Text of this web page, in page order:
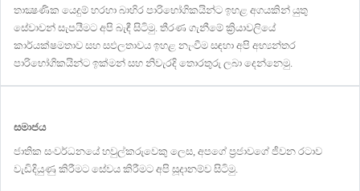
තාක්‍ෂණික යෙදුම් හරහා බාහිර පාරිභෝගිකයින්ට ඉහළ අගයකින් යුතු
සේවාවන් සැපයීමට අපි බැඳී සිටිමු. තීරණ ගැනීමේ ක්‍රියාවලියේ
කාර්යක්ෂමතාව සහ සඵලතාවය ඉහළ නැංවීම සඳහා අපි අභ්‍යන්තර
පාරිභෝගිකයින්ට ඉක්මන් සහ නිවැරදි තොරතුරු ලබා දෙන්නෙමු.
සමාජය
ජාතික සංවර්ධනයේ හවුල්කරුවෙකු ලෙස, අපගේ ප්‍රජාවගේ ජීවන රටාව
වැඩිදියුණු කිරීමට සේවය කිරීමට අපි සූදානම්ව සිටිමු.